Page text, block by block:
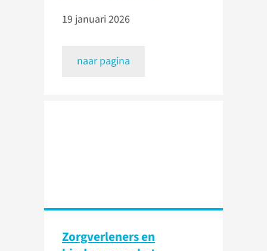
19 januari 2026
naar pagina
Zorgverleners en